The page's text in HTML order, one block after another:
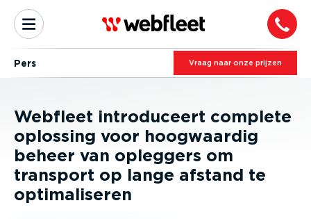
Pers Vraag naar onze prijzen
Webfleet introduceert complete
oplossing voor hoogwaardig
beheer van opleggers om
transport op lange afstand te
optimaliseren